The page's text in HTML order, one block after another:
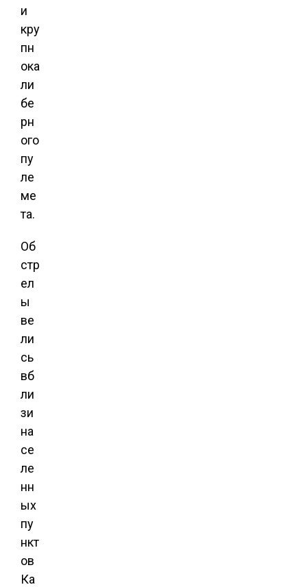
и
кру
пн
ока
ли
бе
рн
ого
пу
ле
ме
та.
Об
стр
ел
ы
ве
ли
сь
вб
ли
зи
на
се
ле
нн
ых
пу
нкт
ов
Ка